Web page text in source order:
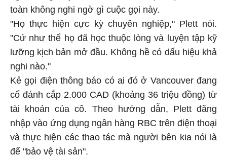
toàn không nghi ngờ gì cuộc gọi này.
"Họ thực hiện cực kỳ chuyên nghiệp," Plett nói.
"Cứ như thể họ đã học thuộc lòng và luyện tập kỹ
lưỡng kịch bản mở đầu. Không hề có dấu hiệu khả
nghi nào."
Kẻ gọi điện thông báo có ai đó ở Vancouver đang
cố đánh cắp 2.000 CAD (khoảng 36 triệu đồng) từ
tài khoản của cô. Theo hướng dẫn, Plett đăng
nhập vào ứng dụng ngân hàng RBC trên điện thoại
và thực hiện các thao tác mà người bên kia nói là
để "bảo vệ tài sản".